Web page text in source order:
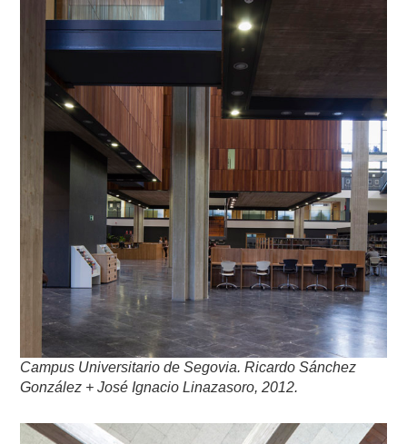
Campus Universitario de Segovia. Ricardo Sánchez
González + José Ignacio Linazasoro, 2012.